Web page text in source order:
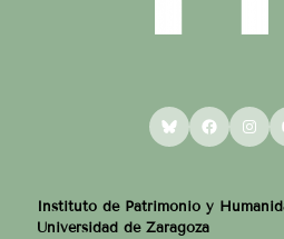
Bluesky
Instituto de Patrimonio y
Universidad de Zaragoza